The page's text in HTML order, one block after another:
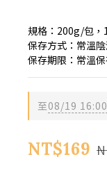
規格：200g/包，
保存方式：常溫
保存期限：常溫
至08/19 16:00
NT$169